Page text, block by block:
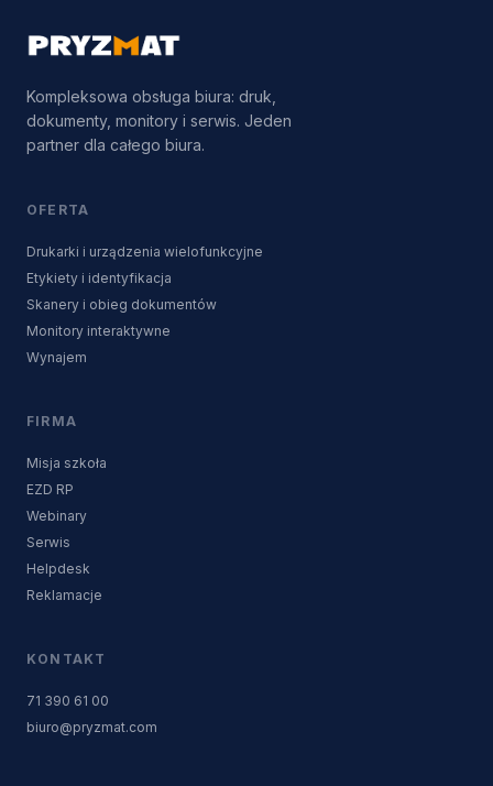
Kompleksowa obsługa biura: druk,
dokumenty, monitory i serwis. Jeden
partner dla całego biura.
OFERTA
Drukarki i urządzenia wielofunkcyjne
Etykiety i identyfikacja
Skanery i obieg dokumentów
Monitory interaktywne
Wynajem
FIRMA
Misja szkoła
EZD RP
Webinary
Serwis
Helpdesk
Reklamacje
KONTAKT
71 390 61 00
biuro@pryzmat.com